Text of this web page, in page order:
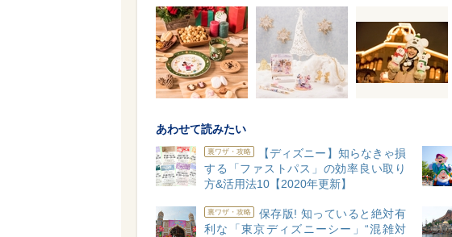
あわせて読みたい
裏ワザ・攻略
【ディズニー】知らなきゃ損
する「ファストパス」の効率良い取り
方&活用法10【2020年更新】
裏ワザ・攻略
保存版! 知っていると絶対有
利な「東京ディズニーシー」“混雑対